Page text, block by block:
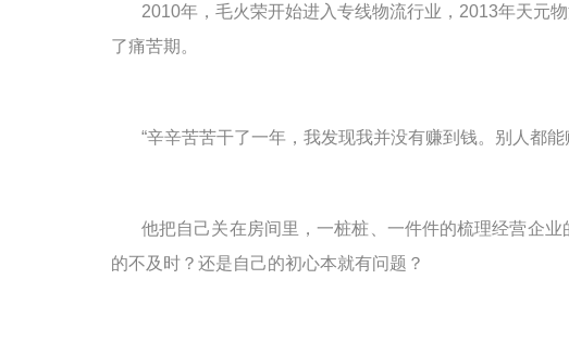
2010年，毛火荣开始进入专线物流行业， 2013年天元
了痛苦期。
“辛辛苦苦干了一年，我发现我并没有赚到钱。别人都
他把自己关在房间里，一桩桩、一件件的梳理经营企
的不及时？还是自己的初心本就有问题？